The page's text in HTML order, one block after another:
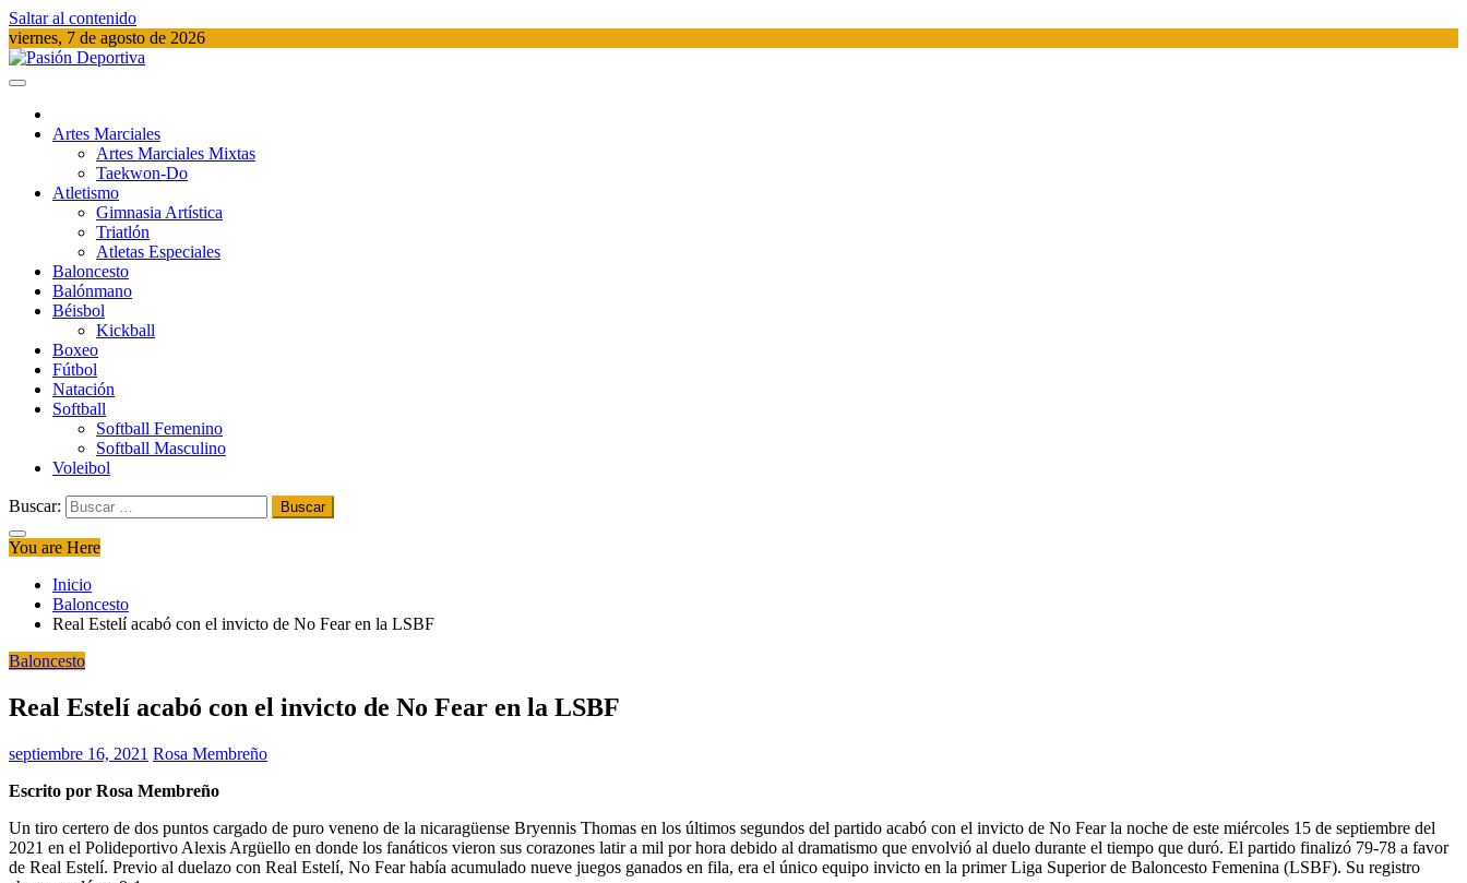
Saltar al contenido
viernes, 7 de agosto de 2026
Artes Marciales
Artes Marciales Mixtas
Taekwon-Do
Atletismo
Gimnasia Artística
Triatlón​
Atletas Especiales
Baloncesto
Balónmano
Béisbol
Kickball​
Boxeo
Fútbol
Natación​
Softball​
Softball​ Femenino
Softball​ Masculino
Voleibol​
Buscar:
You are Here
Inicio
Baloncesto
Real Estelí acabó con el invicto de No Fear en la LSBF
Baloncesto
Real Estelí acabó con el invicto de No Fear en la LSBF
septiembre 16, 2021 Rosa Membreño
Escrito por Rosa Membreño
Un tiro certero de dos puntos cargado de puro veneno de la nicaragüense Bryennis Thomas en los últimos segundos del partido acabó con el invicto de No Fear la noche de este miércoles 15 de septiembre del
2021 en el Polideportivo Alexis Argüello en donde los fanáticos vieron sus corazones latir a mil por hora debido al dramatismo que envolvió al duelo durante el tiempo que duró. El partido finalizó 79-78 a favor
de Real Estelí. Previo al duelazo con Real Estelí, No Fear había acumulado nueve juegos ganados en fila, era el único equipo invicto en la primer Liga Superior de Baloncesto Femenina (LSBF). Su registro